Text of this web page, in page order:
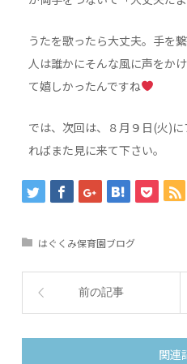
うたを歌ったら大丈夫。手を
人は誰かにそんな風に声をか
て嬉しかったんですね
では、次回は、８月９日(火)
ればまた見に来て下さ
はぐくみ保育園ブログ
前の記事
関連